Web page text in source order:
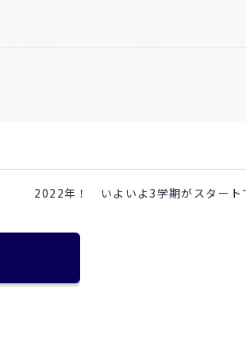
2022年！ いよいよ3学期がスター